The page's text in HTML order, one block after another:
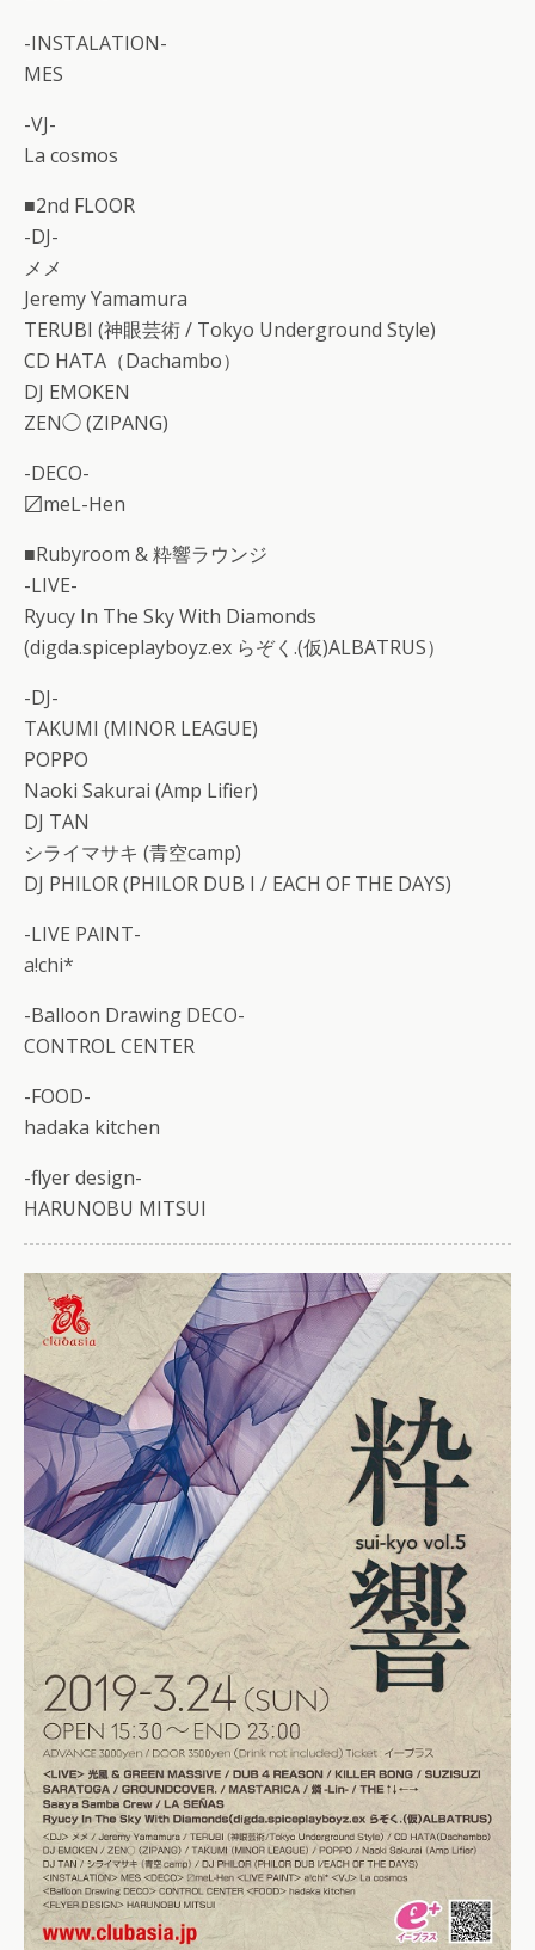
-INSTALATION-
MES
-VJ-
La cosmos
■2nd FLOOR
-DJ-
メメ
Jeremy Yamamura
TERUBI (神眼芸術 / Tokyo Underground Style)
CD HATA（Dachambo）
DJ EMOKEN
ZEN◯ (ZIPANG)
-DECO-
〼meL-Hen
■Rubyroom & 粋響ラウンジ
-LIVE-
Ryucy In The Sky With Diamonds
(digda.spiceplayboyz.ex らぞく.(仮)ALBATRUS）
-DJ-
TAKUMI (MINOR LEAGUE)
POPPO
Naoki Sakurai (Amp Lifier)
DJ TAN
シライマサキ (青空camp)
DJ PHILOR (PHILOR DUB I / EACH OF THE DAYS)
-LIVE PAINT-
a!chi*
-Balloon Drawing DECO-
CONTROL CENTER
-FOOD-
hadaka kitchen
-flyer design-
HARUNOBU MITSUI